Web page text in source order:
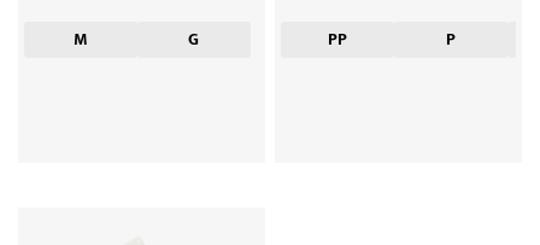
M G PP P